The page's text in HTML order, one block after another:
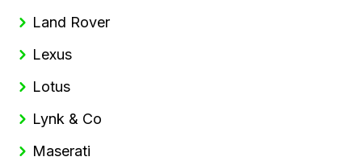
Land Rover
Lexus
Lotus
Lynk & Co
Maserati